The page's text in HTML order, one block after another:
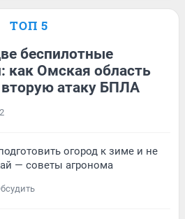
ТОП 5
беспилотные
как Омская область
атаку БПЛА
огород к зиме и не
— советы агронома